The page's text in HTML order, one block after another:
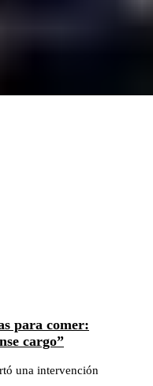
para comer:
cargo”
una intervención